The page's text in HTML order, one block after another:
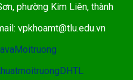
phường Kim Liên, thành
vpkhoamt@tlu.edu.vn